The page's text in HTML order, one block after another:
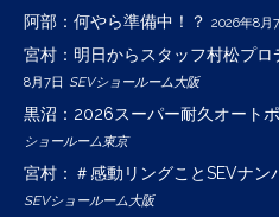
阿部：何やら準備中！？ 2026年8月
宮村：明日からスタッフ村松プロ
8月7日 SEVショールーム大阪
黒沼：2026スーパー耐久オート
ショールーム東京
宮村：＃感動リングことSEVナン
SEVショールーム大阪